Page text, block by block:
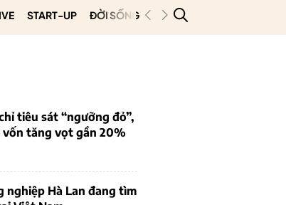
START-UP ĐỜI SỐNG PODCAST
tiêu sát “ngưỡng đỏ”,
vốn tăng vọt gần 20%
nghiệp Hà Lan đang tìm